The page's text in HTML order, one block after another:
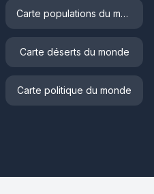
Carte populations du monde
Carte déserts du monde
Carte politique du monde